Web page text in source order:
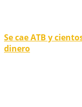
Se cae ATB y
dinero